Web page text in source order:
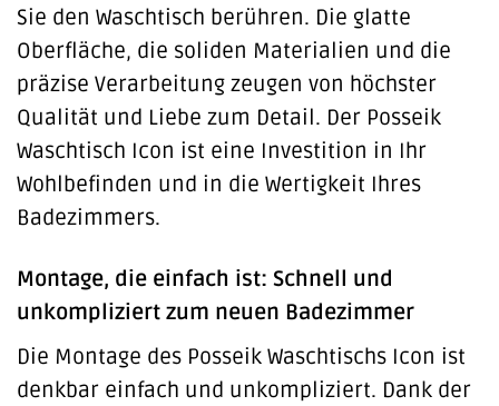
Sie den Waschtisch berühren. Die glatte
Oberfläche, die soliden Materialien und die
präzise Verarbeitung zeugen von höchster
Qualität und Liebe zum Detail. Der Posseik
Waschtisch Icon ist eine Investition in Ihr
Wohlbefinden und in die Wertigkeit Ihres
Badezimmers.
Montage, die einfach ist: Schnell und
unkompliziert zum neuen Badezimmer
Die Montage des Posseik Waschtischs Icon ist
denkbar einfach und unkompliziert. Dank der